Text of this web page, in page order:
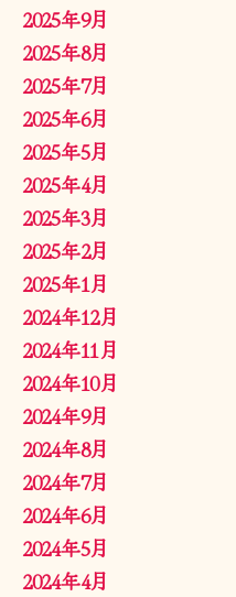
2025年9月
2025年8月
2025年7月
2025年6月
2025年5月
2025年4月
2025年3月
2025年2月
2025年1月
2024年12月
2024年11月
2024年10月
2024年9月
2024年8月
2024年7月
2024年6月
2024年5月
2024年4月